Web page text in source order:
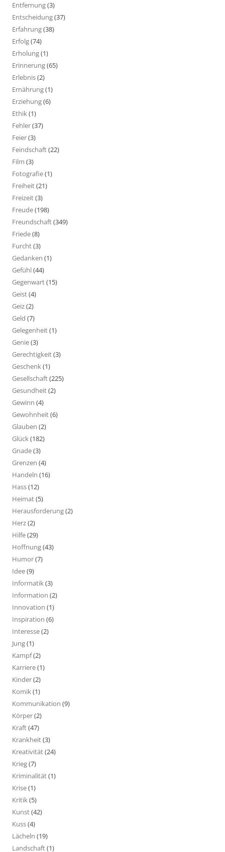
Entfernung(3)
Entscheidung(37)
Erfahrung(38)
Erfolg(74)
Erholung(1)
Erinnerung(65)
Erlebnis(2)
Ernährung(1)
Erziehung(6)
Ethik(1)
Fehler(37)
Feier(3)
Feindschaft(22)
Film (3)
Fotografie(1)
Freiheit(21)
Freizeit(3)
Freude(198)
Freundschaft(349)
Friede(8)
Furcht(3)
Gedanken (1)
Gefühl(44)
Gegenwart(15)
Geist(4)
Geiz(2)
Geld (7)
Gelegenheit(1)
Genie(3)
Gerechtigkeit(3)
Geschenk(1)
Gesellschaft(225)
Gesundheit(2)
Gewinn (4)
Gewohnheit(6)
Glauben (2)
Glück(182)
Gnade(3)
Grenzen (4)
Handeln (16)
Hass(12)
Heimat(5)
Herausforderung(2)
Herz(2)
Hilfe(29)
Hoffnung(43)
Humor(7)
Idee(9)
Informatik(3)
Information (2)
Innovation (1)
Inspiration (6)
Interesse(2)
Jung(1)
Kampf(2)
Karriere(1)
Kinder(2)
Komik(1)
Kommunikation (9)
Körper(2)
Kraft(47)
Krankheit(3)
Kreativität(24)
Krieg(7)
Kriminalität(1)
Krise(1)
Kritik(5)
Kunst(42)
Kuss(4)
Lächeln (19)
Landschaft(1)